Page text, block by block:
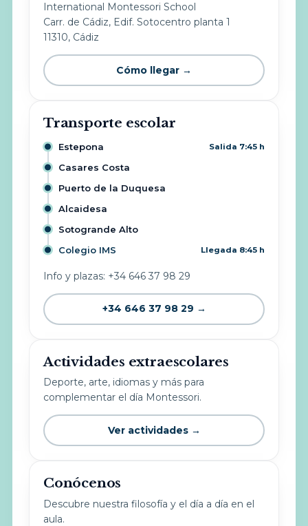
International Montessori School
Carr. de Cádiz, Edif. Sotocentro planta 1
11310, Cádiz
Cómo llegar →
Transporte escolar
Estepona Salida 7:45 h
Casares Costa
Puerto de la Duquesa
Alcaidesa
Sotogrande Alto
Colegio IMS
Llegada 8:45 h
Info y plazas: +34 646 37 98 29
+34 646 37 98 29 →
Actividades extraescolares
Deporte, arte, idiomas y más para
complementar el día Montessori.
Ver actividades →
Conócenos
Descubre nuestra filosofía y el día a día en el
aula.